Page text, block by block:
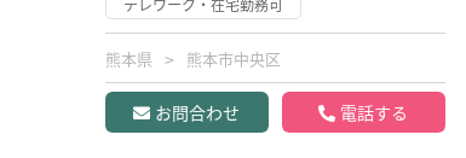
テレワーク・在宅勤務可
熊本県 熊本市中央区
お問合わせ 電話する